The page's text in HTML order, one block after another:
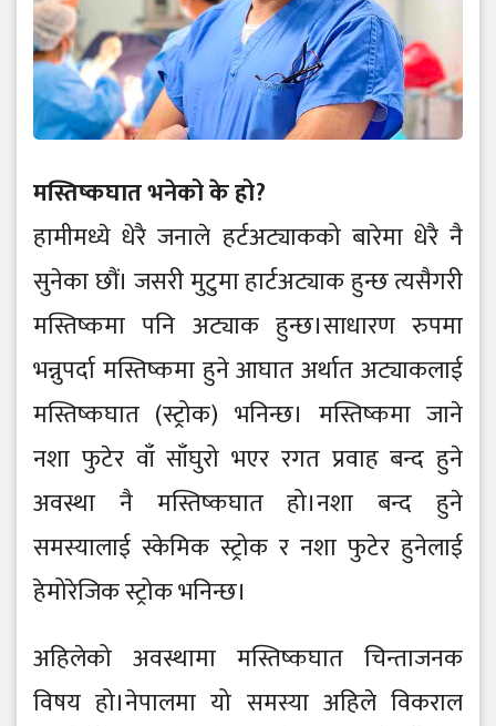
मस्तिष्कघात भनेको के हो?
हामीमध्ये धेरै जनाले हर्टअट्याकको बारेमा धेरै नै
सुनेका छौं। जसरी मुटुमा हार्टअट्याक हुन्छ त्यसैगरी
मस्तिष्कमा पनि अट्याक हुन्छ।साधारण रुपमा
भन्नुपर्दा मस्तिष्कमा हुने आघात अर्थात अट्याकलाई
मस्तिष्कघात (स्ट्रोक) भनिन्छ। मस्तिष्कमा जाने
नशा फुटेर वाँ साँघुरो भएर रगत प्रवाह बन्द हुने
अवस्था नै मस्तिष्कघात हो।नशा बन्द हुने
समस्यालाई स्केमिक स्ट्रोक र नशा फुटेर हुनेलाई
हेमोरेजिक स्ट्रोक भनिन्छ।
अहिलेको अवस्थामा मस्तिष्कघात चिन्ताजनक
विषय हो।नेपालमा यो समस्या अहिले विकराल